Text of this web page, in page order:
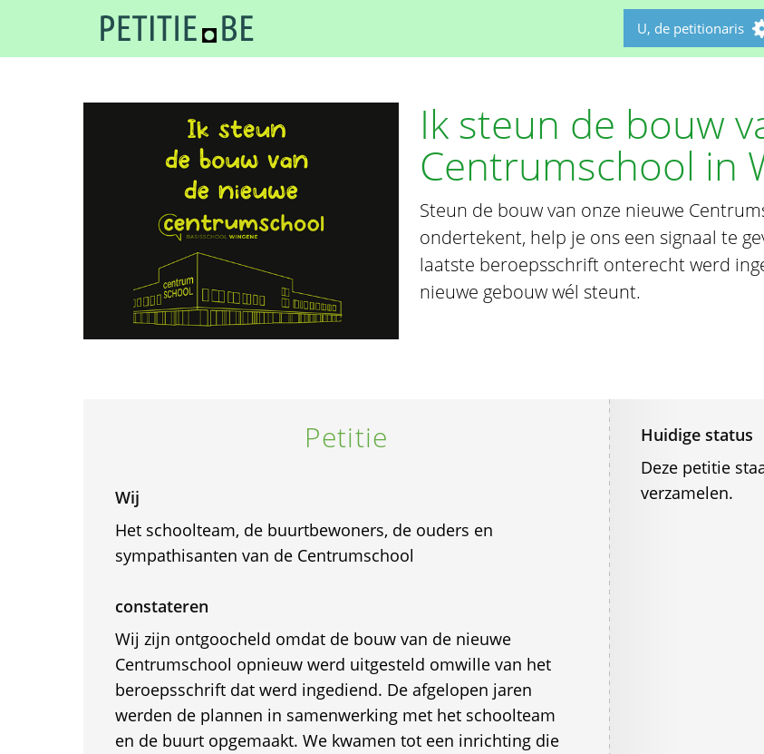
U, de petitionaris
Ik steun de bouw
Centrumschool in
Steun de bouw van onze nieuwe
ondertekent, help je ons een signaal te
laatste beroepsschrift onterecht werd
nieuwe gebouw wél steunt.
Petitie
Wij
Het schoolteam, de buurtbewoners, de ouders en
sympathisanten van de Centrumschool
constateren
Wij zijn ontgoocheld omdat de bouw van de nieuwe
Centrumschool opnieuw werd uitgesteld omwille van het
beroepsschrift dat werd ingediend. De afgelopen jaren
werden de plannen in samenwerking met het schoolteam
en de buurt opgemaakt. We kwamen tot een inrichting die
Huidige status
Deze petitie
verzamelen.